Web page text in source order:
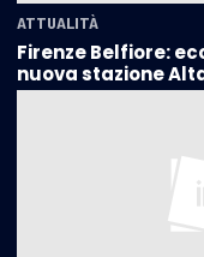
ATTUALITÀ
Firenze Belfiore:
nuova stazione